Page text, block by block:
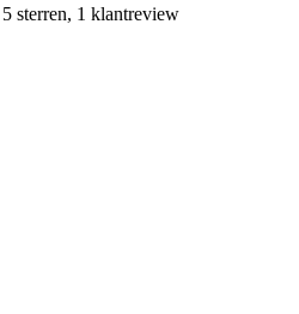
sterren, 1 klantreview